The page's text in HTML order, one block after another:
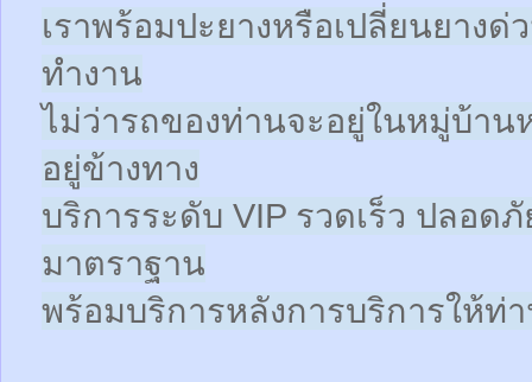
เราพร้อมปะยางหรือเปลี่ยนยาง
ทำงาน
ไม่ว่ารถของท่านจะอยู่ในหมู่บ้า
อยู่ข้างทาง
บริการระดับ VIP รวดเร็ว ปลอด
มาตราฐาน
พร้อมบริการหลังการบริการให้ท่